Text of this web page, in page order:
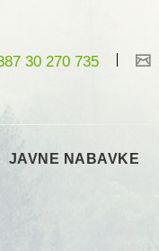
30 270 735
JAVNE NABAVKE